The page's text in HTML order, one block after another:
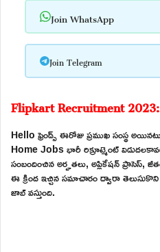
Join WhatsApp
Join Telegram
Flipkart Recruitment 2023:
Hello ఫ్రెండ్స్ ఈరోజు ప్రముఖ సంస్థ
Home Jobs భారీ రిక్రూట్మెంట్
సంబందించిన అర్హతలు, అప్లికేషన్ ప్రాసెస్,
ఈ క్రింద ఇచ్చిన సమాచారం ద్వారా
జాబ్ వస్తుంది.